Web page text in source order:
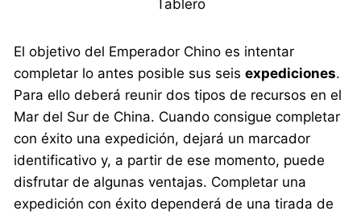
Tablero
El objetivo del Emperador Chino es intentar
completar lo antes posible sus seisexpediciones.
Para ello deberá reunir dos tipos de recursos en el
Mar del Sur de China. Cuando consigue completar
con éxito una expedición, dejará un marcador
identificativo y, a partir de ese momento, puede
disfrutar de algunas ventajas. Completar una
expedición con éxito dependerá de una tirada de